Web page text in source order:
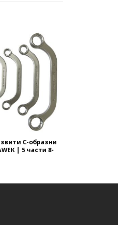
Add to
wishlist
C-образни
| 5 части 8-